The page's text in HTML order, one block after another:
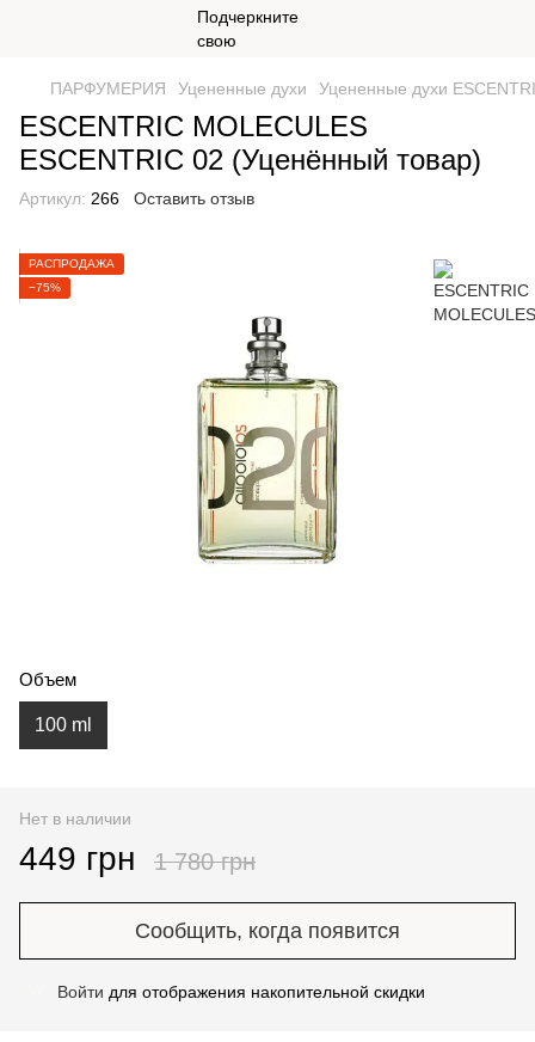
ПАРФУМЕРИЯ Уцененные духи Уцененные духи
ESCENTRIC MOLECULES
ESCENTRIC 02 (Уценённый товар)
Артикул: 266 Оставить отзыв
РАСПРОДАЖА
−75%
Объем
100 ml
Нет в наличии
449 грн 1 780 грн
Сообщить, когда появится
Войти для отображения накопительной скидки